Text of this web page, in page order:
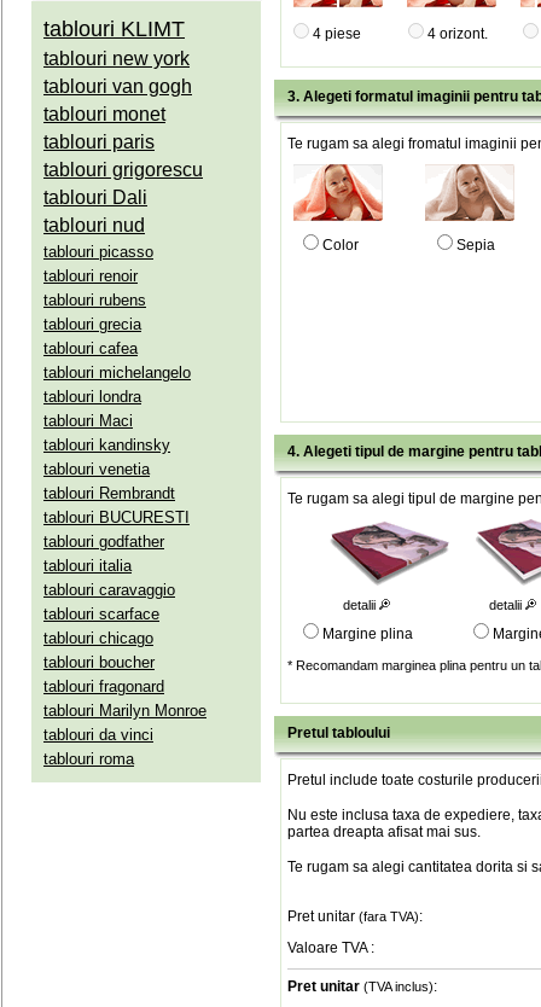
tablouri KLIMT
tablouri new york
tablouri van gogh
tablouri monet
tablouri paris
tablouri grigorescu
tablouri Dali
tablouri nud
tablouri picasso
tablouri renoir
tablouri rubens
tablouri grecia
tablouri cafea
tablouri michelangelo
tablouri londra
tablouri Maci
tablouri kandinsky
tablouri venetia
tablouri Rembrandt
tablouri BUCURESTI
tablouri godfather
tablouri italia
tablouri caravaggio
tablouri scarface
tablouri chicago
tablouri boucher
tablouri fragonard
tablouri Marilyn Monroe
tablouri da vinci
tablouri roma
4 piese 4 orizont.
3. Alegeti formatul imaginii pentru
Te rugam sa alegi fromatul imaginii
Color Sepia
4. Alegeti tipul de margine pentru
Te rugam sa alegi tipul de margine
detalii detalii
Margine plina
* Recomandam marginea plina pentru un
Pretul tabloului
Pretul include toate costurile
Nu este inclusa taxa de expediere,
partea dreapta afisat mai sus.
Te rugam sa alegi cantitatea dorita si
Pret unitar (fara TVA):
Valoare TVA :
Pret unitar (TVA inclus):